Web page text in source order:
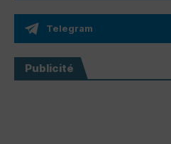
Telegram
Publicité